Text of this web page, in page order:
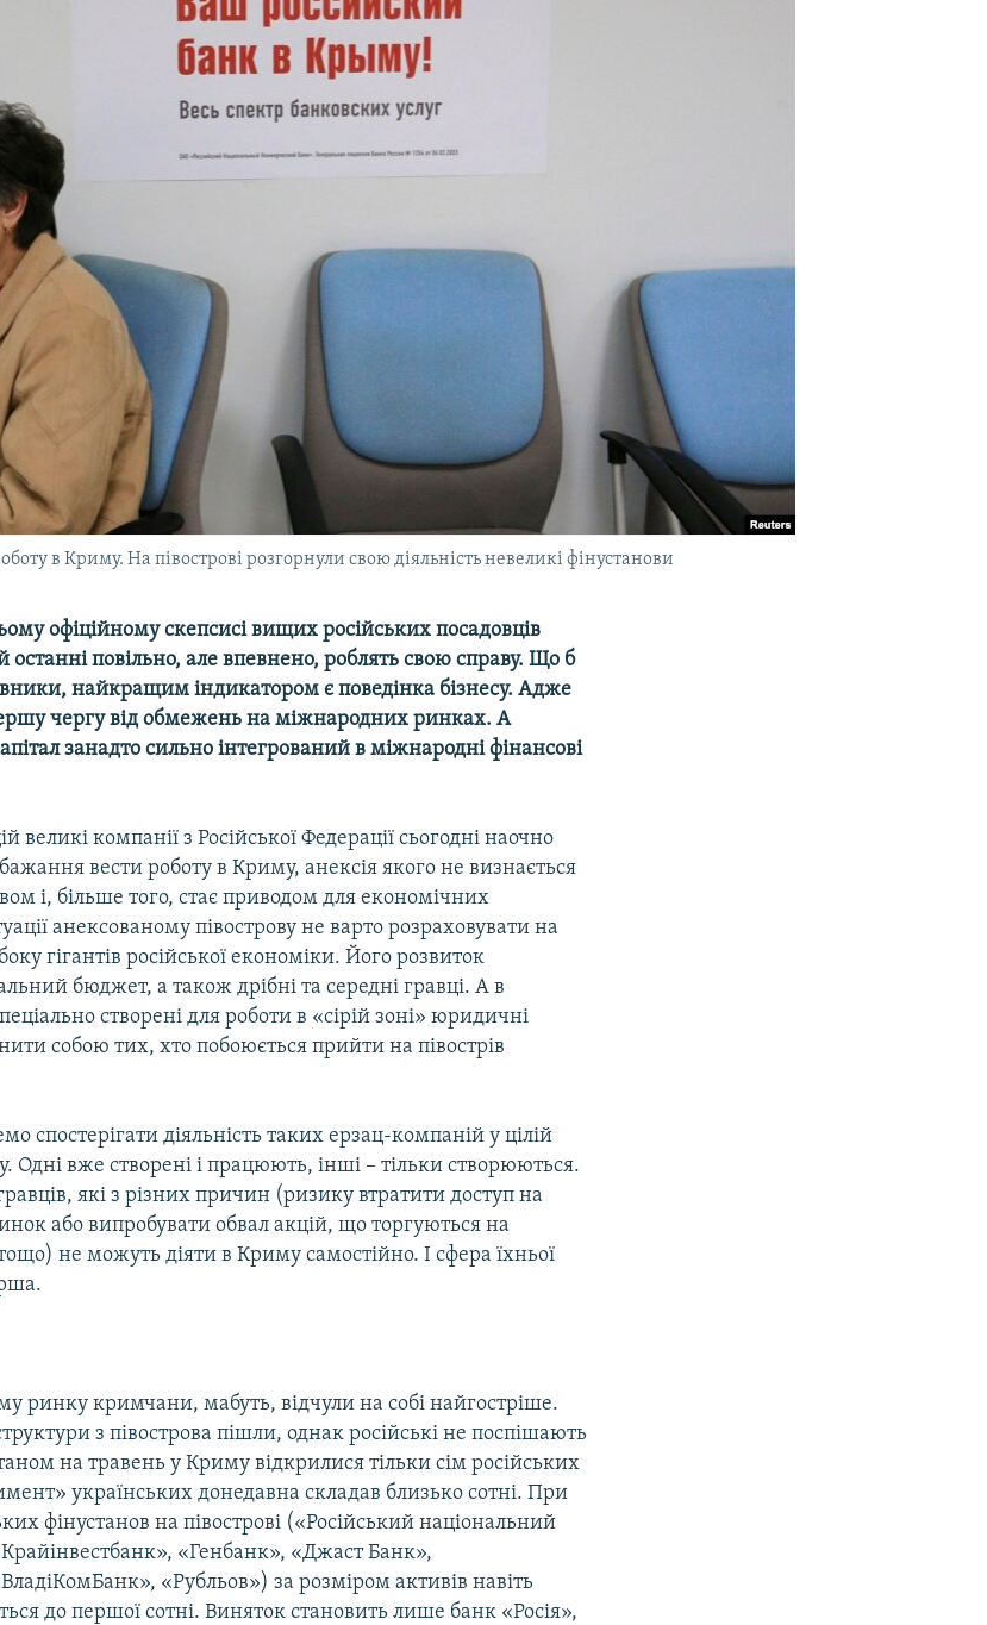
в Криму. На півострові розгорнули свою діяльність невеликі фінустанови
офіційному скепсисі вищих російських посадовців
останні повільно, але впевнено, роблять свою справу. Що б
найкращим індикатором є поведінка бізнесу. Адже
чергу від обмежень на міжнародних ринках. А
занадто сильно інтегрований в міжнародні фінансові
великі компанії з Російської Федерації сьогодні наочно
вести роботу в Криму, анексія якого не визнається
і, більше того, стає приводом для економічних
анексованому півострову не варто розраховувати на
гігантів російської економіки. Його розвиток
бюджет, а також дрібні та середні гравці. А в
створені для роботи в «сірій зоні» юридичні
собою тих, хто побоюється прийти на півострів
спостерігати діяльність таких ерзац-компаній у цілій
Одні вже створені і працюють, інші – тільки створюються.
які з різних причин (ризику втратити доступ на
або випробувати обвал акцій, що торгуються на
не можуть діяти в Криму самостійно. І сфера їхньої
ринку кримчани, мабуть, відчули на собі найгостріше.
з півострова пішли, однак російські не поспішають
на травень у Криму відкрилися тільки сім російських
українських донедавна складав близько сотні. При
фінустанов на півострові («Російський національний
«Генбанк», «Джаст Банк»,
«Рубльов») за розміром активів навіть
до першої сотні. Виняток становить лише банк «Росія»,